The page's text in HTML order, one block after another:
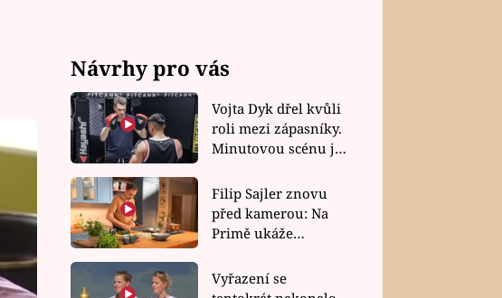
Návrhy pro vás
Vojta Dyk dřel kvůli
roli mezi zápasníky.
Minutovou scénu jel
Filip Sajler znovu
před kamerou: Na
Primě ukáže
rychlé recepty
Vyřazení se